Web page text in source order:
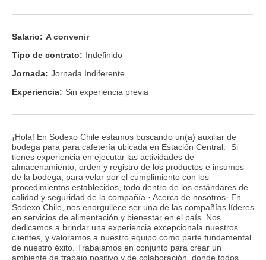
Salario: A convenir
Tipo de contrato: Indefinido
Jornada: Jornada Indiferente
Experiencia: Sin experiencia previa
¡Hola! En Sodexo Chile estamos buscando un(a) auxiliar de
bodega para para cafetería ubicada en Estación Central.· Si
tienes experiencia en ejecutar las actividades de
almacenamiento, orden y registro de los productos e insumos
de la bodega, para velar por el cumplimiento con los
procedimientos establecidos, todo dentro de los estándares de
calidad y seguridad de la compañía.· Acerca de nosotros· En
Sodexo Chile, nos enorgullece ser una de las compañías líderes
en servicios de alimentación y bienestar en el país. Nos
dedicamos a brindar una experiencia excepcionala nuestros
clientes, y valoramos a nuestro equipo como parte fundamental
de nuestro éxito. Trabajamos en conjunto para crear un
ambiente de trabajo positivo y de colaboración, donde todos